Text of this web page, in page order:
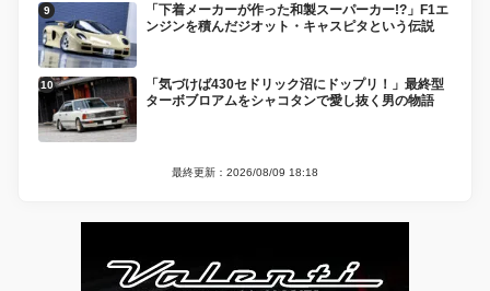
「下着メーカーが作った和製スーパーカー!?」F1エ
ンジンを積んだジオット・キャスピタという伝説
「気づけば430セドリック沼にドップリ！」最終型
ターボブロアムをシャコタンで愛し抜く男の物語
最終更新：2026/08/09 18:18